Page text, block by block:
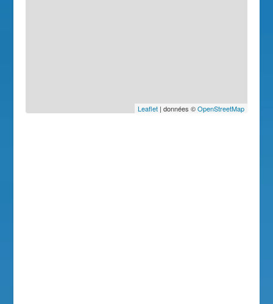
Leaflet| données ©OpenStreetMap